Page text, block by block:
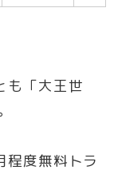
も「大王世
程度無料トラ